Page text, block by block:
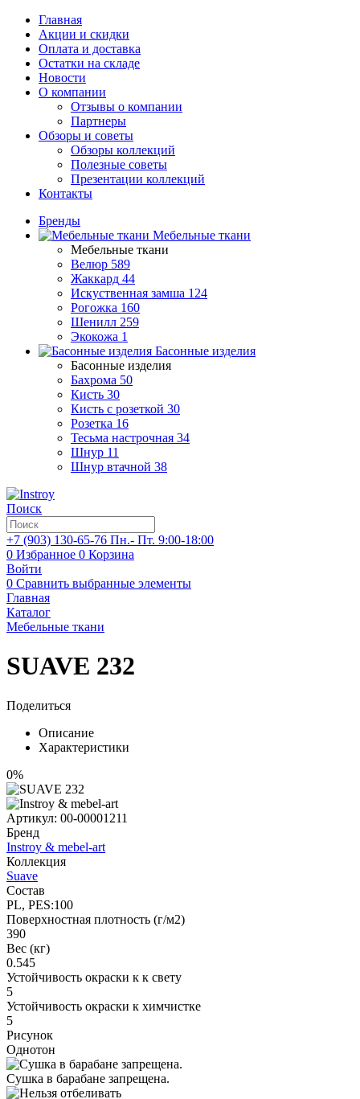
Главная
Акции и скидки
Оплата и доставка
Остатки на складе
Новости
О компании
Отзывы о компании
Партнеры
Обзоры и советы
Обзоры коллекций
Полезные советы
Презентации коллекций
Контакты
Бренды
Мебельные ткани
Мебельные ткани
Велюр 589
Жаккард 44
Искуственная замша 124
Рогожка 160
Шенилл 259
Экокожа 1
Басонные изделия
Басонные изделия
Бахрома 50
Кисть 30
Кисть с розеткой 30
Розетка 16
Тесьма настрочная 34
Шнур 11
Шнур втачной 38
Поиск
+7 (903) 130-65-76 Пн.- Пт. 9:00-18:00
0 Избранное 0 Корзина
Войти
0 Сравнить выбранные элементы
Главная
Каталог
Мебельные ткани
SUAVE 232
Поделиться
Описание
Характеристики
0%
Артикул: 00-00001211
Бренд
Instroy & mebel-art
Коллекция
Suave
Состав
PL, PES:100
Поверхностная плотность (г/м2)
390
Вес (кг)
0.545
Устойчивость окраски к к свету
5
Устойчивость окраски к химчистке
5
Рисунок
Однотон
Сушка в барабане запрещена.